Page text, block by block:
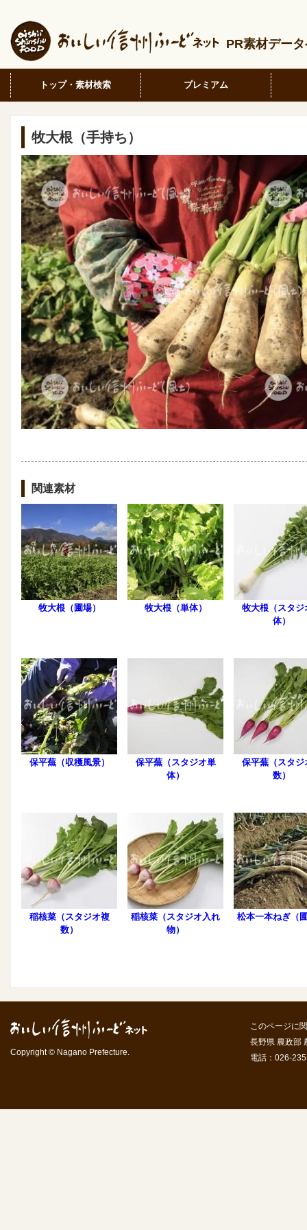
PR素材デー
トップ・素材検索 プレミアム
牧大根（手持ち）
関連素材
牧大根（圃場） 牧大根（単体）
牧大根（スタジ
体）
保平蕪（収穫風景）
保平蕪（スタジオ単
体）
保平蕪（スタジ
数）
稲核菜（スタジオ複
数）
稲核菜（スタジオ入れ
物）
松本一本ねぎ（
Copyright © Nagano Prefecture.
このページに
長野県 農政部
電話：026-